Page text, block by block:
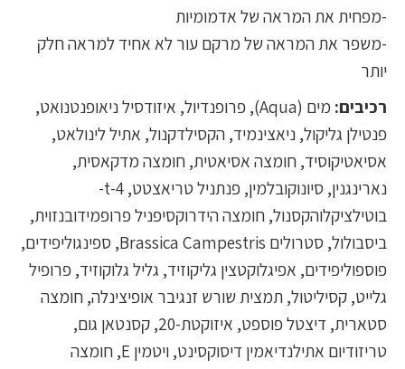
-מפחית את המראה של אדמומיות
-משפר את המראה של מרקם עור לא אחיד למראה חלק
יותר
רכיבים:
מים (Aqua), פרופנדיול, איזודסיל ניאופנטנואט,
פנטילן גליקול, ניאצינמיד, הקסילדקנול, אתיל לינולאט,
אסיאטיקוסיד, חומצה אסיאטית, חומצה מדקאסית,
נארינגנין, סיונוקובלמין, פנתניל טריאצטט, 4-t-
בוטילציקלוהקסנול, חומצה הידרוקסיפניל פרופמידובנזוית,
ביסבולול, סטרולים Brassica Campestris, ספינגוליפידים,
פוספוליפידים, אפיגלוקטצין גליקוזיד, גליל גלוקוזיד, פרופיל
גלייט, קסיליטול, תמצית שורש זנגיבר אופיצינלה, חומצה
סטארית, דיצטל פוספט, איזוקטת-20, קסנטאן גום,
טריזודיום אתילנדיאמין דיסוקסינט, ויטמין E, חומצה